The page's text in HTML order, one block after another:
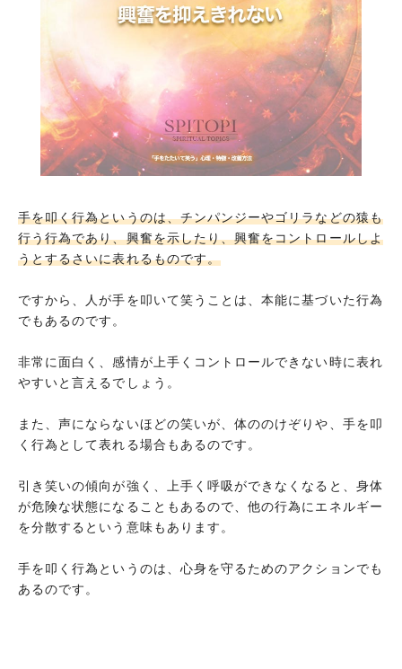
手を叩く行為というのは、チンパンジーやゴリラなどの猿も
行う行為であり、興奮を示したり、興奮をコントロールしよ
うとするさいに表れるものです。
ですから、人が手を叩いて笑うことは、本能に基づいた行為
でもあるのです。
非常に面白く、感情が上手くコントロールできない時に表れ
やすいと言えるでしょう。
また、声にならないほどの笑いが、体ののけぞりや、手を叩
く行為として表れる場合もあるのです。
引き笑いの傾向が強く、上手く呼吸ができなくなると、身体
が危険な状態になることもあるので、他の行為にエネルギー
を分散するという意味もあります。
手を叩く行為というのは、心身を守るためのアクションでも
あるのです。